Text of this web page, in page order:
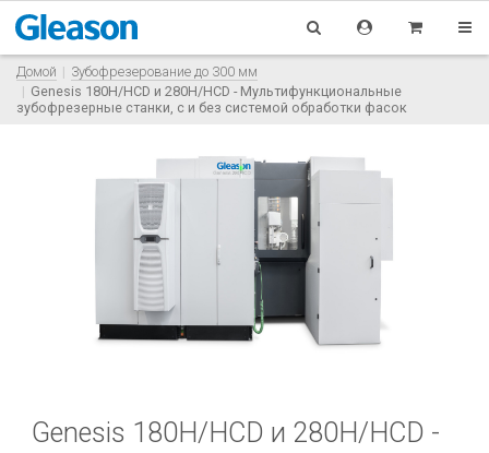
Домой
Зубофрезерование до 300 мм
Genesis 180H/HCD и 280H/HCD - Мультифункциональные
зубофрезерные станки, с и без системой обработки фасок
Genesis 180H/HCD и 280H/HCD -